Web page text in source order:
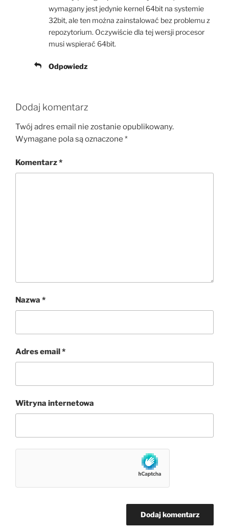
wymagany jest jedynie kernel 64bit na systemie
32bit, ale ten można zainstalować bez problemu z
repozytorium. Oczywiście dla tej wersji procesor
musi wspierać 64bit.
Odpowiedz
Dodaj komentarz
Twój adres email nie zostanie opublikowany.
Wymagane pola są oznaczone *
Komentarz*
Nazwa *
Adres email*
Witryna internetowa